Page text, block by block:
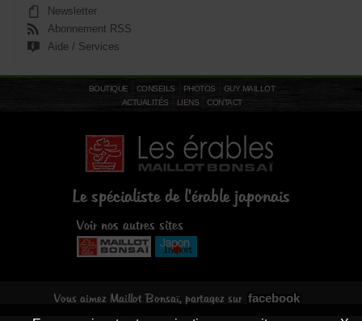
Newsletter
Abonnement RSS
Aide / Services
BOUTIQUE CONSEILS PHOTOS
GUY MAILLOT
ACTUALITÉS
LIENS CONTACT
Le spécialiste de l'érable japonais
Voir nos autres sites
Vous aimez Maillot Bonsaï, partagez sur facebook